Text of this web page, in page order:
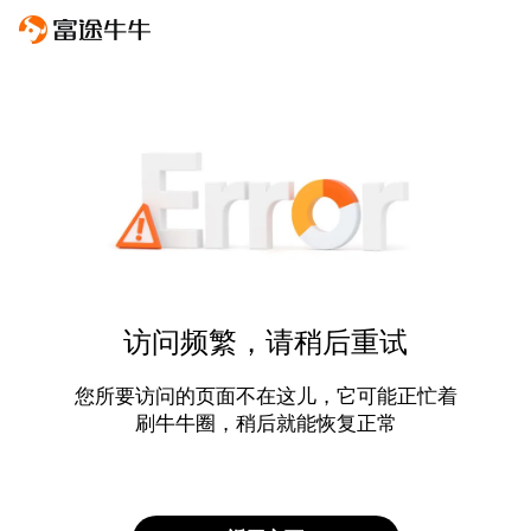
访问频繁，请稍后重试
您所要访问的页面不在这儿，它可能正忙着
刷牛牛圈，稍后就能恢复正常